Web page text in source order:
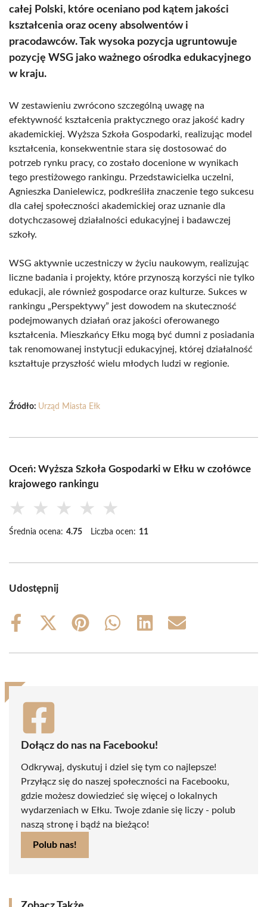
całej Polski, które oceniano pod kątem jakości
kształcenia oraz oceny absolwentów i
pracodawców. Tak wysoka pozycja ugruntowuje
pozycję WSG jako ważnego ośrodka edukacyjnego
w kraju.
W zestawieniu zwrócono szczególną uwagę na
efektywność kształcenia praktycznego oraz jakość kadry
akademickiej. Wyższa Szkoła Gospodarki, realizując model
kształcenia, konsekwentnie stara się dostosować do
potrzeb rynku pracy, co zostało docenione w wynikach
tego prestiżowego rankingu. Przedstawicielka uczelni,
Agnieszka Danielewicz, podkreśliła znaczenie tego sukcesu
dla całej społeczności akademickiej oraz uznanie dla
dotychczasowej działalności edukacyjnej i badawczej
szkoły.
WSG aktywnie uczestniczy w życiu naukowym, realizując
liczne badania i projekty, które przynoszą korzyści nie tylko
edukacji, ale również gospodarce oraz kulturze. Sukces w
rankingu „Perspektywy” jest dowodem na skuteczność
podejmowanych działań oraz jakości oferowanego
kształcenia. Mieszkańcy Ełku mogą być dumni z posiadania
tak renomowanej instytucji edukacyjnej, której działalność
kształtuje przyszłość wielu młodych ludzi w regionie.
Źródło: Urząd Miasta Ełk
Oceń: Wyższa Szkoła Gospodarki w Ełku w czołówce
krajowego rankingu
★ ★ ★ ★ ★
Średnia ocena: 4.75 Liczba ocen: 11
Udostępnij
Share
Share
(Twitter)
Share
Share
Share
Share
Dołącz do nas na Facebooku!
Odkrywaj, dyskutuj i dziel się tym co najlepsze!
Przyłącz się do naszej społeczności na Facebooku,
gdzie możesz dowiedzieć się więcej o lokalnych
wydarzeniach w Ełku. Twoje zdanie się liczy - polub
naszą stronę i bądź na bieżąco!
Polub nas!